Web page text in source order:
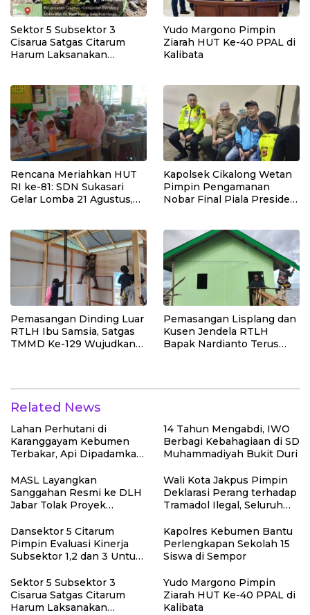
Sektor 5 Subsektor 3
Cisarua Satgas Citarum
Harum Laksanakan
Perkuat Edukasi
Kepedulian Lingkungan
Yudo Margono Pimpin
Ziarah HUT Ke-40 PPAL di
Kalibata
Rencana Meriahkan HUT
RI ke-81: SDN Sukasari
Gelar Lomba 21 Agustus,
Kapolsek Cikalong Wetan
Pimpin Pengamanan
Nobar Final Piala Presiden
Pemasangan Dinding Luar
RTLH Ibu Samsia, Satgas
TMMD Ke-129 Wujudkan
Pemasangan Lisplang dan
Kusen Jendela RTLH
Bapak Nardianto Terus
Related News
Lahan Perhutani di
Karanggayam Kebumen
Terbakar, Api Dipadamkan
14 Tahun Mengabdi, IWO
Berbagi Kebahagiaan di SD
Muhammadiyah Bukit Duri
MASL Layangkan
Sanggahan Resmi ke DLH
Jabar Tolak Proyek
Bawa Bukti 14 Situs Cagar
Budaya dan Risiko Gempa
Sesar Baribis
Wali Kota Jakpus Pimpin
Deklarasi Perang terhadap
Tramadol Ilegal, Seluruh
Bergerak Bersama
Dansektor 5 Citarum
Pimpin Evaluasi Kinerja
Subsektor 1,2 dan 3 Untuk
Program Pemulihan
Lingkungan
Kapolres Kebumen Bantu
Perlengkapan Sekolah 15
Siswa di Sempor
Sektor 5 Subsektor 3
Cisarua Satgas Citarum
Harum Laksanakan
Yudo Margono Pimpin
Ziarah HUT Ke-40 PPAL di
Kalibata